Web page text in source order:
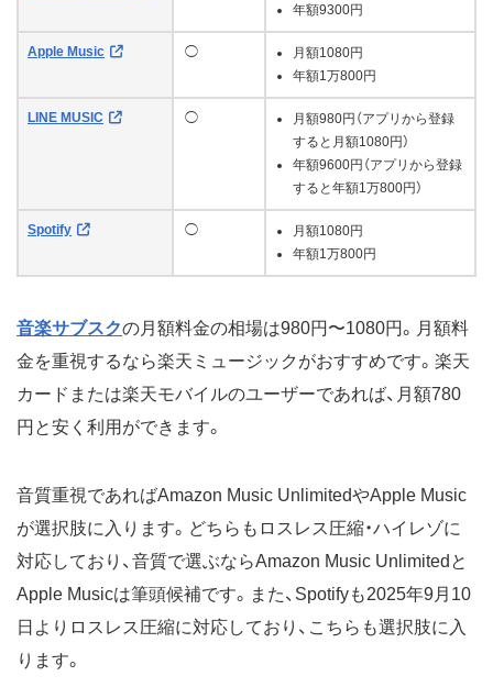
年額9300円
Apple Music ◯
月額1080円
年額1万800円
LINE MUSIC ◯
月額980円（アプリから登録
すると月額1080円）
年額9600円（アプリから登録
すると年額1万800円）
Spotify ◯
月額1080円
年額1万800円
音楽サブスクの月額料金の相場は980円〜1080円。月額料
金を重視するなら楽天ミュージックがおすすめです。楽天
カードまたは楽天モバイルのユーザーであれば、月額780
円と安く利用ができます。
音質重視であればAmazon Music UnlimitedやApple Music
が選択肢に入ります。どちらもロスレス圧縮・ハイレゾに
対応しており、音質で選ぶならAmazon Music Unlimitedと
Apple Musicは筆頭候補です。また、Spotifyも2025年9月10
日よりロスレス圧縮に対応しており、こちらも選択肢に入
ります。